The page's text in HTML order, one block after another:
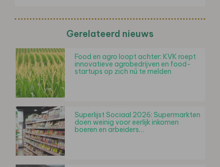
Gerelateerd nieuws
Food en agro loopt achter: KVK roept
innovatieve agrobedrijven en food-
startups op zich nú te melden
Superlijst Sociaal 2026: Supermarkten
doen weinig voor eerlijk inkomen
boeren en arbeiders…